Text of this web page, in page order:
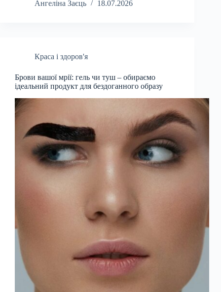
Ангеліна Заєць
18.07.2026
Краса і здоров'я
Брови вашої мрії: гель чи туш – обираємо
ідеальний продукт для бездоганного образу